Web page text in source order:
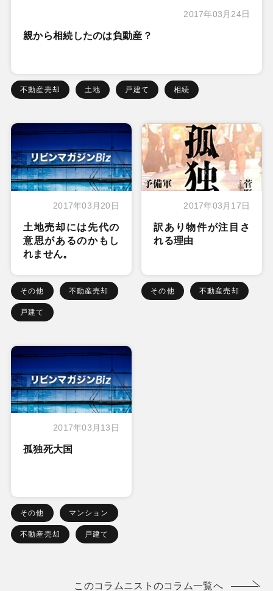
2017年03月24日
親から相続したのは負動産？
不動産売却 土地 戸建て 相続
2017年03月20日
土地売却には先代の
意思があるのかもし
れません。
その他 不動産売却
戸建て
2017年03月17日
訳あり物件が注目さ
れる理由
その他 不動産売却
2017年03月13日
孤独死大国
その他 マンション
不動産売却 戸建て
このコラムニストのコラム一覧へ